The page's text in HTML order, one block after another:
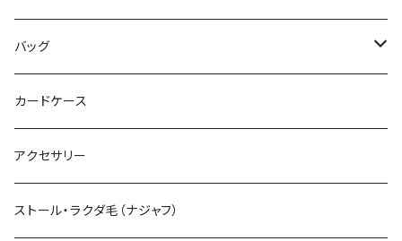
クッション
コースター
バッグ
クラッチバック
トートバッグ
ショルダーバッグ
カードケース
アクセサリー
ストール・ラクダ毛（ナジャフ）